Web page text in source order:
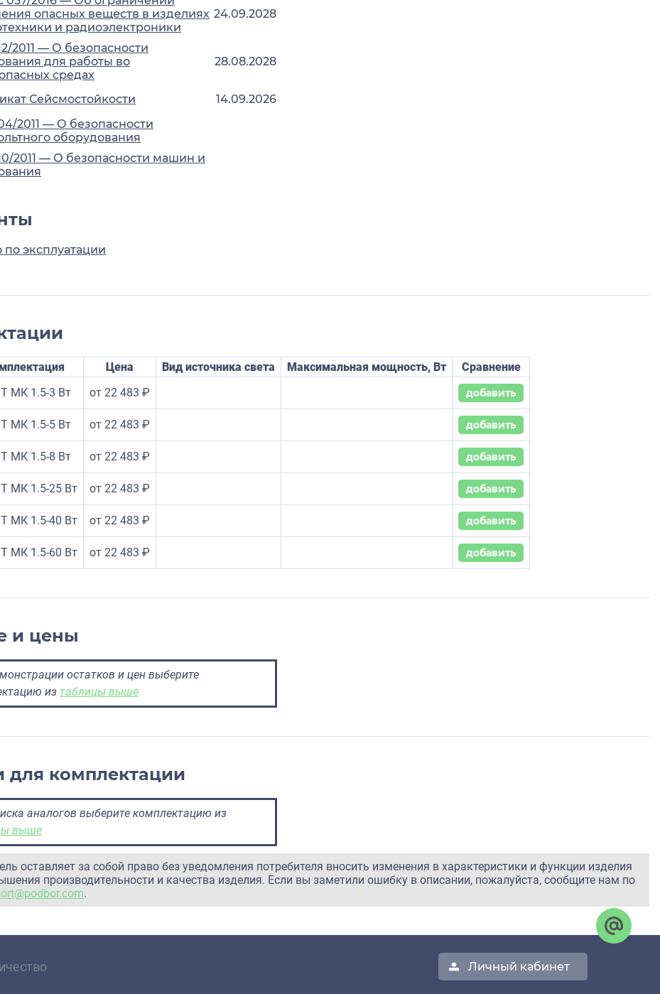
опасных веществ в изделиях
и радиоэлектроники
24.09.2028
2011 — О безопасности
для работы во
средах
28.08.2028
Сейсмостойкости
14.09.2026
2011 — О безопасности
оборудования
2011 — О безопасности машин и
по эксплуатации
Цена Вид источника света Максимальная мощность, Вт
Сравнение
МК 1.5-3 Вт
от 22 483 ₽ добавить
МК 1.5-5 Вт от 22 483 ₽ добавить
МК 1.5-8 Вт от 22 483 ₽ добавить
МК 1.5-25 Вт от 22 483 ₽ добавить
МК 1.5-40 Вт от 22 483 ₽ добавить
МК 1.5-60 Вт от 22 483 ₽ добавить
и цены
остатков и цен выберите
из таблицы выше
для комплектации
аналогов выберите комплектацию из
выше
оставляет за собой право без уведомления потребителя вносить изменения в характеристики и функции изделия
производительности и качества изделия. Если вы заметили ошибку в описании, пожалуйста, сообщите нам по
.
Личный кабинет